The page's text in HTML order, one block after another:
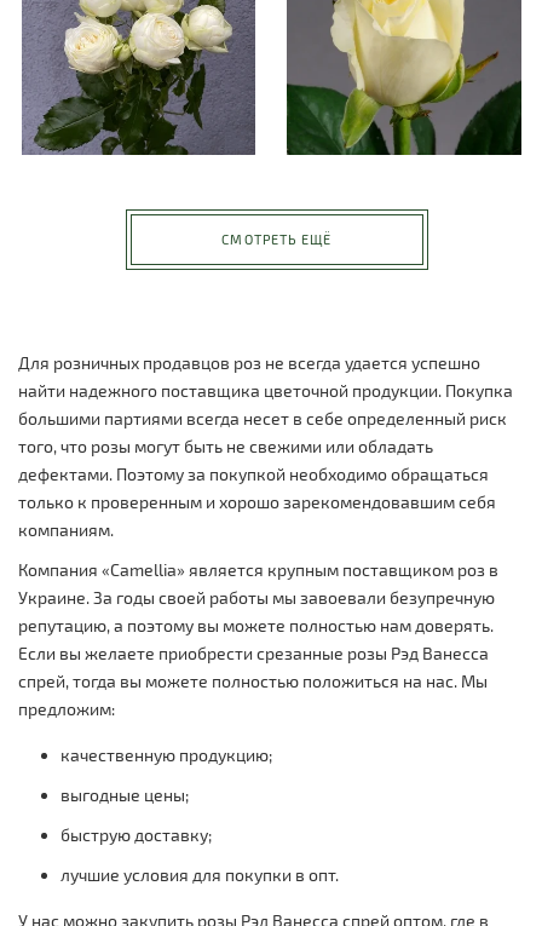
СМОТРЕТЬ ЕЩЁ
Для розничных продавцов роз не всегда удается успешно
найти надежного поставщика цветочной продукции. Покупка
большими партиями всегда несет в себе определенный риск
того, что розы могут быть не свежими или обладать
дефектами. Поэтому за покупкой необходимо обращаться
только к проверенным и хорошо зарекомендовавшим себя
компаниям.
Компания «Camellia» является крупным поставщиком роз в
Украине. За годы своей работы мы завоевали безупречную
репутацию, а поэтому вы можете полностью нам доверять.
Если вы желаете приобрести срезанные розы Рэд Ванесса
спрей, тогда вы можете полностью положиться на нас. Мы
предложим:
качественную продукцию;
выгодные цены;
быструю доставку;
лучшие условия для покупки в опт.
У нас можно закупить розы Рэд Ванесса спрей оптом, где в